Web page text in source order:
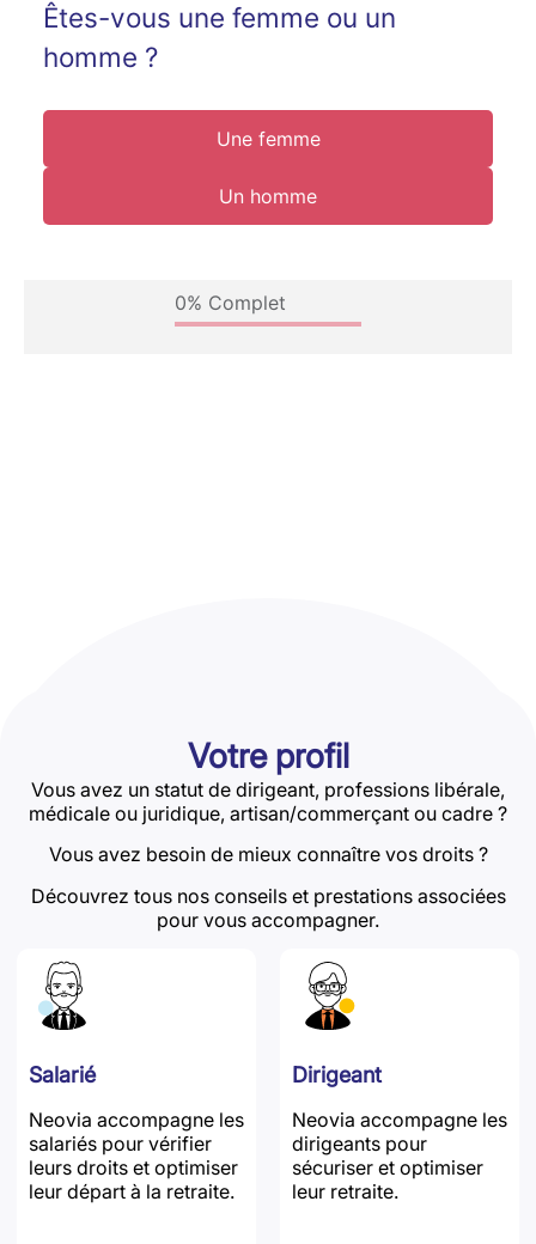
Votre profil
Vous avez un statut de dirigeant, professions libérale,
médicale ou juridique, artisan/commerçant ou cadre ?
Vous avez besoin de mieux connaître vos droits ?
Découvrez tous nos conseils et prestations associées
pour vous accompagner.
Salarié
Neovia accompagne les
salariés pour vérifier
leurs droits et optimiser
leur départ à la retraite.
Dirigeant
Neovia accompagne les
dirigeants pour
sécuriser et optimiser
leur retraite.